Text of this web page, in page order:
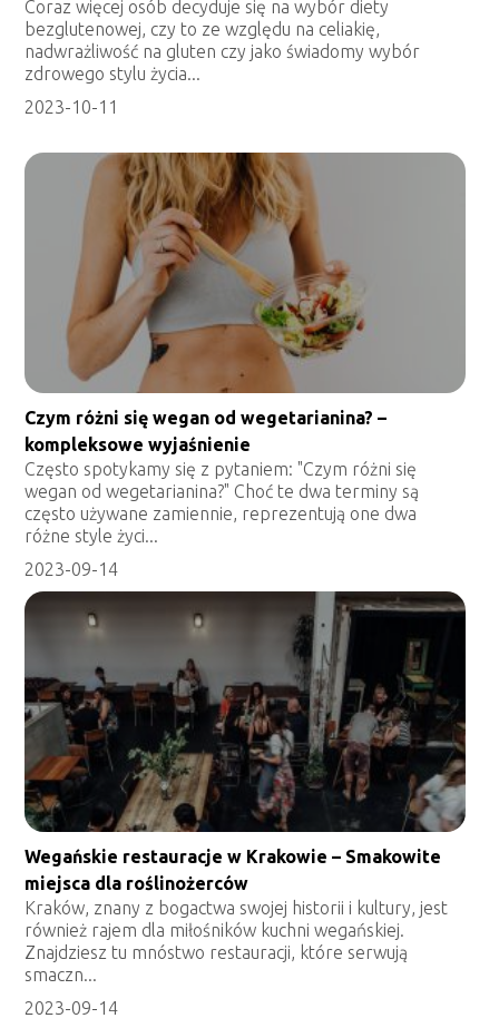
Coraz więcej osób decyduje się na wybór diety
bezglutenowej, czy to ze względu na celiakię,
nadwrażliwość na gluten czy jako świadomy wybór
zdrowego stylu życia...
2023-10-11
Czym różni się wegan od wegetarianina? –
kompleksowe wyjaśnienie
Często spotykamy się z pytaniem: "Czym różni się
wegan od wegetarianina?" Choć te dwa terminy są
często używane zamiennie, reprezentują one dwa
różne style życi...
2023-09-14
Wegańskie restauracje w Krakowie – Smakowite
miejsca dla roślinożerców
Kraków, znany z bogactwa swojej historii i kultury, jest
również rajem dla miłośników kuchni wegańskiej.
Znajdziesz tu mnóstwo restauracji, które serwują
smaczn...
2023-09-14